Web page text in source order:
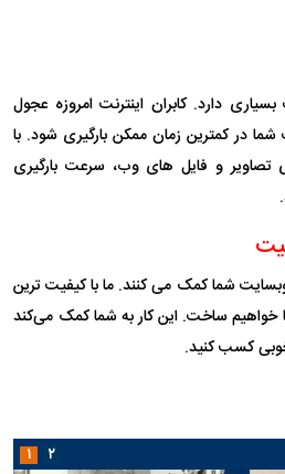
دارد. کابران اینترنت امروزه عجول
شما در کمترین زمان ممکن بارگیری شود. با
تصاویر و فایل‌ های وب، سرعت بارگیری
شما کمک می‌ کنند. ما با کیفیت ترین
خواهیم ساخت. این کار به شما کمک می‌کند
کسب کنید.
۱ ۲